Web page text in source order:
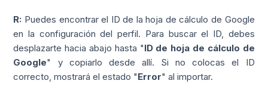
R: Puedes encontrar el ID de la hoja de cálculo de Google
en la configuración del perfil. Para buscar el ID, debes
desplazarte hacia abajo hasta "ID de hoja de cálculo de
Google" y copiarlo desde allí. Si no colocas el ID
correcto, mostrará el estado "Error" al importar.